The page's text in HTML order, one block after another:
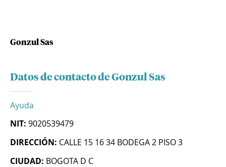
Gonzul Sas
Datos de contacto de Gonzul Sas
Ayuda
NIT: 9020539479
DIRECCIÓN: CALLE 15 16 34 BODEGA 2 PISO 3
CIUDAD: BOGOTA D C